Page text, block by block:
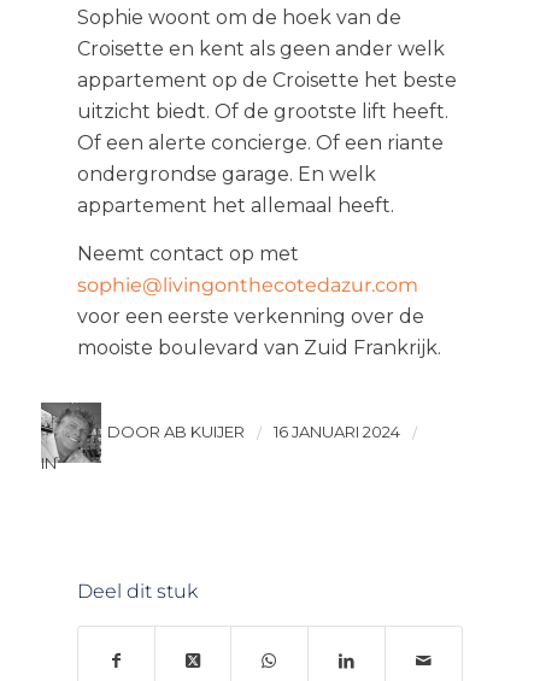
Sophie woont om de hoek van de
Croisette en kent als geen ander welk
appartement op de Croisette het beste
uitzicht biedt. Of de grootste lift heeft.
Of een alerte concierge. Of een riante
ondergrondse garage. En welk
appartement het allemaal heeft.
Neemt contact op met
sophie@livingonthecotedazur.com
voor een eerste verkenning over de
mooiste boulevard van Zuid Frankrijk.
DOOR AB KUIJER / 16 JANUARI 2024
/
IN
Deel dit stuk